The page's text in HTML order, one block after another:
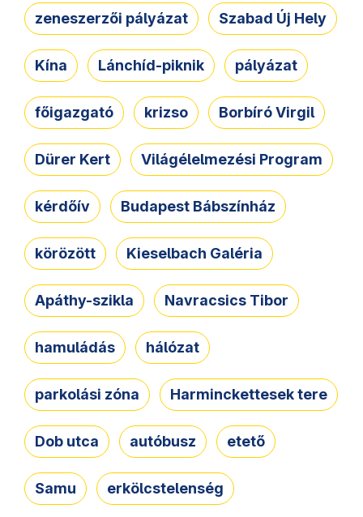
zeneszerzői pályázat Szabad Új Hely
Kína Lánchíd-piknik pályázat
főigazgató krizso Borbíró Virgil
Dürer Kert Világélelmezési Program
kérdőív Budapest Bábszínház
körözött Kieselbach Galéria
Apáthy-szikla Navracsics Tibor
hamuládás hálózat
parkolási zóna Harminckettesek tere
Dob utca autóbusz etető
Samu erkölcstelenség